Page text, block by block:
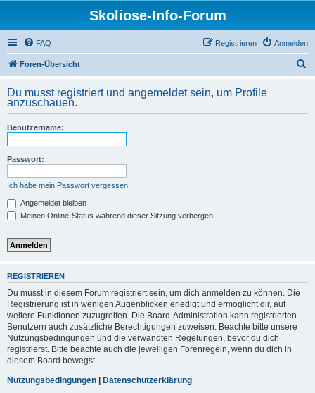
Skoliose-Info-Forum
FAQ Anmelden
Registrieren
Foren-Übersicht
h
Du musst registriert und angemeldet sein, um Profile
anzuschauen.
Benutzername:
Passwort:
Ich habe mein Passwort vergessen
Angemeldet bleiben
Meinen Online-Status während dieser Sitzung verbergen
REGISTRIEREN
Du musst in diesem Forum registriert sein, um dich anmelden zu können. Die
Registrierung ist in wenigen Augenblicken erledigt und ermöglicht dir, auf
weitere Funktionen zuzugreifen. Die Board-Administration kann registrierten
Benutzern auch zusätzliche Berechtigungen zuweisen. Beachte bitte unsere
Nutzungsbedingungen und die verwandten Regelungen, bevor du dich
registrierst. Bitte beachte auch die jeweiligen Forenregeln, wenn du dich in
diesem Board bewegst.
Nutzungsbedingungen | Datenschutzerklärung